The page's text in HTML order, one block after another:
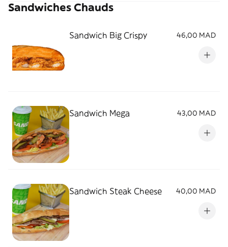
Sandwiches Chauds
Sandwich Big Crispy 46,00 MAD
Sandwich Mega 43,00 MAD
Sandwich Steak Cheese 40,00 MAD